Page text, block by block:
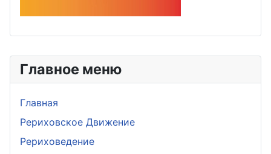
Главное меню
Главная
Рериховское Движение
Рериховедение